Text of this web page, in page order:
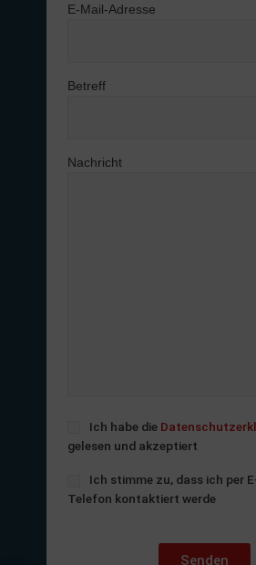
E-Mail-Adresse
Betreff
Nachricht
Ich habe die
gelesen und akzeptiert
Ich stimme zu, dass ich per
Telefon kontaktiert werde